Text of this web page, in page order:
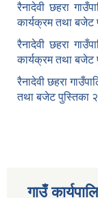
रैनादेवी छहरा
कार्यक्रम तथा
रैनादेवी छहरा
कार्यक्रम तथा
रैनादेवी छहरा
तथा बजेट पुस्तिका
गाउँ